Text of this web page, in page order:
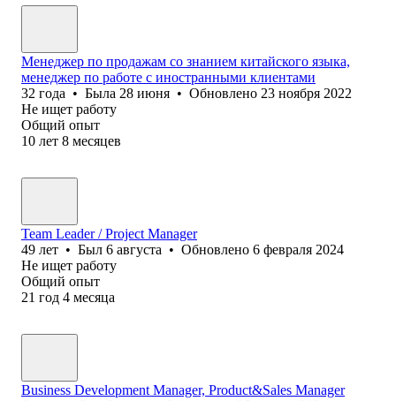
Менеджер по продажам со знанием китайского языка,
менеджер по работе с иностранными клиентами
32 года • Была 28 июня • Обновлено 23 ноября 2022
Не ищет работу
Общий опыт
10 лет 8 месяцев
Team Leader / Project Manager
49 лет • Был 6 августа • Обновлено 6 февраля 2024
Не ищет работу
Общий опыт
21 год 4 месяца
Business Development Manager, Product&Sales Manager